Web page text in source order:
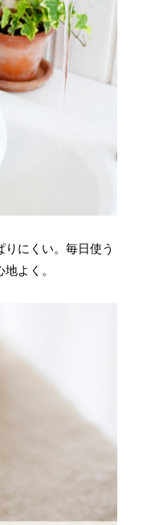
にくい。毎日使う
よく。